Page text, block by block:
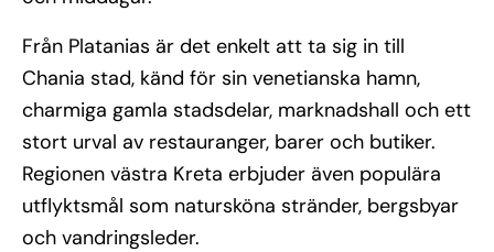
Från Platanias är det enkelt att ta sig in till
Chania stad, känd för sin venetianska hamn,
charmiga gamla stadsdelar, marknadshall och ett
stort urval av restauranger, barer och butiker.
Regionen västra Kreta erbjuder även populära
utflyktsmål som natursköna stränder, bergsbyar
och vandringsleder.